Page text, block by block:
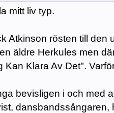
mitt liv typ.
Atkinson rösten till den
äldre Herkules men
Kan Klara Av Det".
bevisligen i och med
dansbandssångaren,